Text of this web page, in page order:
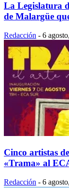
La Legislatura
de Malargüe
Redacción - 6
Cinco artistas
«Trama» al
Redacción - 6